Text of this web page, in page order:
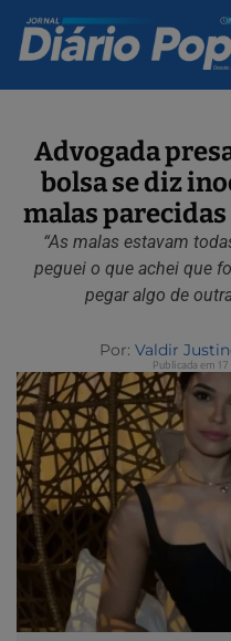
Advogada
bolsa se diz
malas
“As malas estavam
peguei o que achei que
pegar algo de
Por: Valdir
Publicada em 17